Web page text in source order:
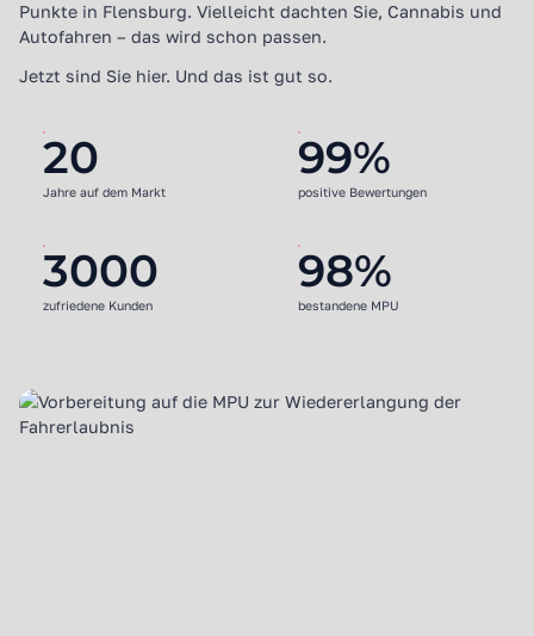
Punkte in Flensburg. Vielleicht dachten Sie, Cannabis und
Autofahren – das wird schon passen.
Jetzt sind Sie hier. Und das ist gut so.
20
Jahre auf dem Markt
99%
positive Bewertungen
3000
zufriedene Kunden
98%
bestandene MPU